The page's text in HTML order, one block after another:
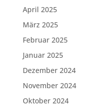
April 2025
März 2025
Februar 2025
Januar 2025
Dezember 2024
November 2024
Oktober 2024